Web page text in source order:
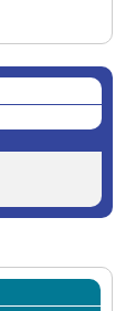
window.
the
is not